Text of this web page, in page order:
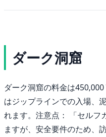
ダーク洞窟
ダーク洞窟の料金は
はジップラインでの入場、
れます。注意点： 「セルフ
ますが、安全要件のため、